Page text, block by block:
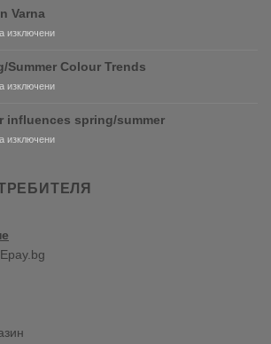
are
soon!
Varna
изключениза
shop
Varna
Summer Colour Trends
изключениза
Spring/Summer
Trends
influences spring/summer
изключениза
influences